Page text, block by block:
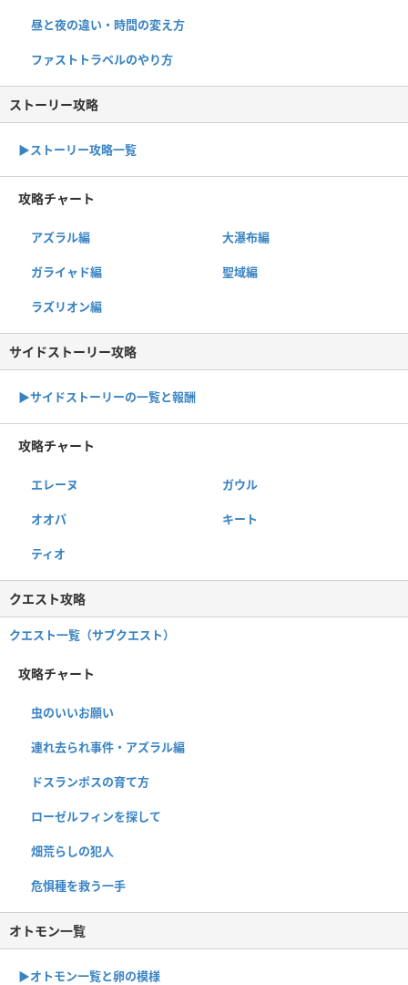
昼と夜の違い・時間の変え方
ファストトラベルのやり方
ストーリー攻略
▶︎ストーリー攻略一覧
攻略チャート
アズラル編 大瀑布編
ガライャド編 聖域編
ラズリオン編
サイドストーリー攻略
▶サイドストーリーの一覧と報酬
攻略チャート
エレーヌ ガウル
オオパ キート
ティオ
クエスト攻略
クエスト一覧（サブクエスト）
攻略チャート
虫のいいお願い
連れ去られ事件・アズラル編
ドスランポスの育て方
ローゼルフィンを探して
畑荒らしの犯人
危惧種を救う一手
オトモン一覧
▶︎オトモン一覧と卵の模様